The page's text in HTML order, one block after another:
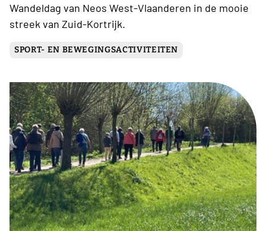
Wandeldag van Neos West-Vlaanderen in de mooie
streek van Zuid-Kortrijk.
SPORT- EN BEWEGINGSACTIVITEITEN